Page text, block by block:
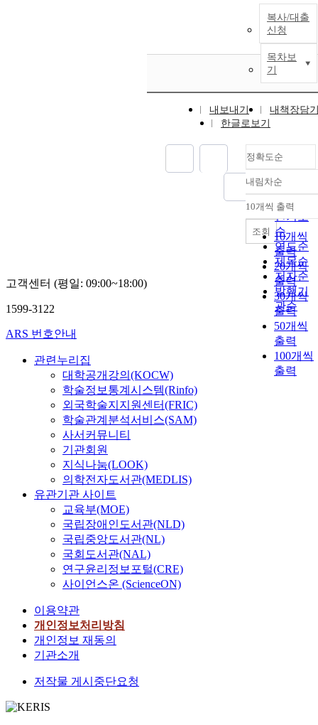
복사/대출
신청
목차보
기
내보내기
내책장담
한글로보기
정확도순
정확도
순
인기도
순
연도순
제목순
저자순
발행기
관순
내림차순
내림차
10개씩 출력
10개씩
출력
20개씩
출력
30개씩
출력
50개씩
출력
100개씩
출력
조회
고객센터 (평일: 09:00~18:00)
1599-3122
ARS 번호안내
관련누리집
대학공개강의(KOCW)
학술정보통계시스템(Rinfo)
외국학술지지원센터(FRIC)
학술관계분석서비스(SAM)
사서커뮤니티
기관회원
지식나눔(LOOK)
의학전자도서관(MEDLIS)
유관기관 사이트
교육부(MOE)
국립장애인도서관(NLD)
국립중앙도서관(NL)
국회도서관(NAL)
연구윤리정보포털(CRE)
사이언스온 (ScienceON)
이용약관
개인정보처리방침
개인정보 재동의
기관소개
저작물 게시중단요청